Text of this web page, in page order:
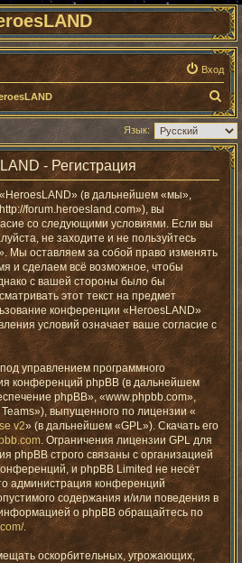
Вход
П
о
и
Язык:
- Регистрация
(в дальнейшем «мы»,
forum.heroesland.com»), вы
со следующими условиями. Если вы
не заходите и не пользуйтесь
Мы оставляем за собой право изменять
и сделаем всё возможное, чтобы
с вашей стороны было бы
этот текст на предмет
конференции «HeroesLAND»
условий означает ваше согласие с
управлением программного
конференций phpBB (в дальнейшем
phpBB», «www.phpbb.com»,
выпущенного по лицензии «
v2» (в дальнейшем «GPL»). Скачать его
. Ограничения лицензии GPL для
phpBB строго связаны с организацией
и phpBB Limited не несёт
администрация конференций
содержания и/или поведения в
о phpBB обращайтесь по
.
оскорбительных, угрожающих,